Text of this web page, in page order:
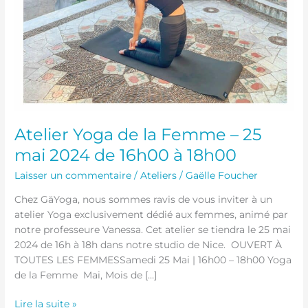
Atelier Yoga de la Femme – 25
mai 2024 de 16h00 à 18h00
Laisser un commentaire /Ateliers /Gaëlle Foucher
Chez GäYoga, nous sommes ravis de vous inviter à un
atelier Yoga exclusivement dédié aux femmes, animé par
notre professeure Vanessa. Cet atelier se tiendra le 25 mai
2024 de 16h à 18h dans notre studio de Nice. OUVERT À
TOUTES LES FEMMESSamedi 25 Mai | 16h00 – 18h00 Yoga
de la Femme Mai, Mois de […]
18h00
Lire la suite »